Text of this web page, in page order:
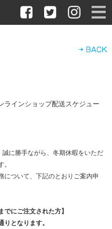
ラインショップ配送スケジュー
に勝手ながら、冬期休暇をいただ
について、下記のとおりご案内申
でにご注文された方】
となります。